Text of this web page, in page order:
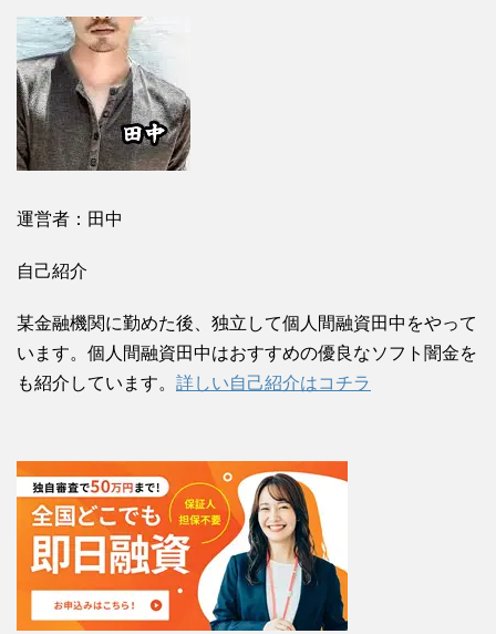
運営者：田中
自己紹介
某金融機関に勤めた後、独立して個人間融資田中をやって
います。個人間融資田中はおすすめの優良なソフト闇金を
も紹介しています。 詳しい自己紹介はコチラ